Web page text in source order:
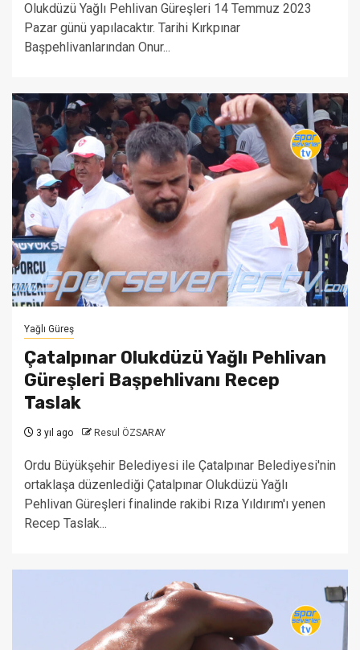
Olukdüzü Yağlı Pehlivan Güreşleri 14 Temmuz 2023
Pazar günü yapılacaktır. Tarihi Kırkpınar
Başpehlivanlarından Onur...
Yağlı Güreş
Çatalpınar Olukdüzü Yağlı Pehlivan
Güreşleri Başpehlivanı Recep
Taslak
3 yıl ago Resul ÖZSARAY
Ordu Büyükşehir Belediyesi ile Çatalpınar Belediyesi'nin
ortaklaşa düzenlediği Çatalpınar Olukdüzü Yağlı
Pehlivan Güreşleri finalinde rakibi Rıza Yıldırım'ı yenen
Recep Taslak...